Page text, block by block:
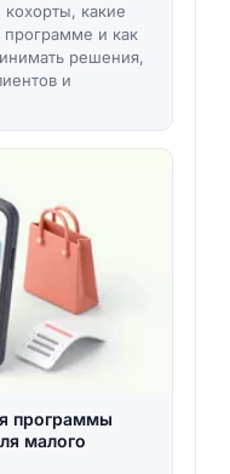
какие
программе и как
решения,
и
программы
малого